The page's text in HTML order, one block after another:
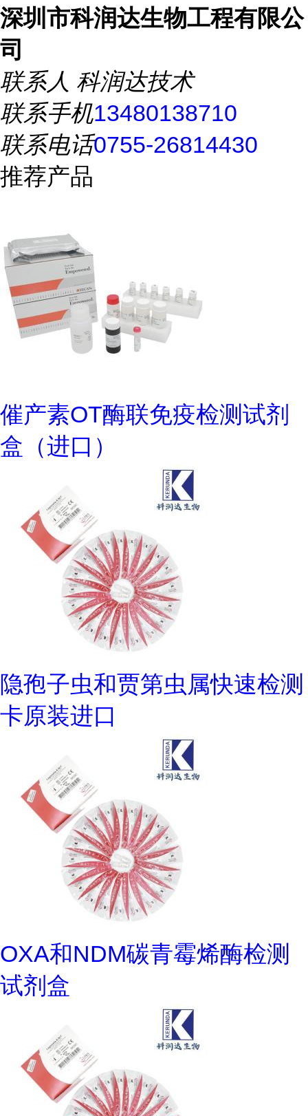
深圳市科润达生物工程有限公
司
联系人 科润达技术
联系手机13480138710
联系电话0755-26814430
推荐产品
催产素OT酶联免疫检测试剂
盒（进口）
隐孢子虫和贾第虫属快速检测
卡原装进口
OXA和NDM碳青霉烯酶检测
试剂盒